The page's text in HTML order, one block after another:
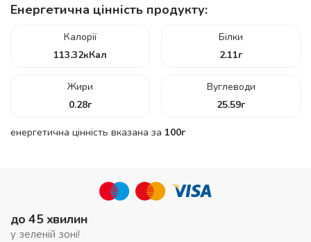
Енергетична цінність продукту:
Калорії
113.32кКал
Білки
2.11г
Жири
0.28г
Вуглеводи
25.59г
енергетична цінність вказана за 100г
до 45 хвилин
у зеленій зоні!